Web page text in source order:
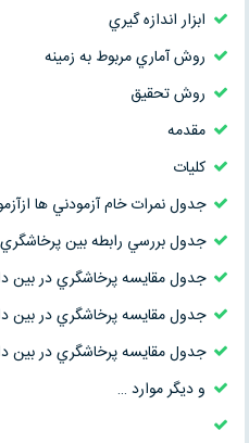
ابزار اندازه گيري
روش آماري مربوط به زمينه
روش تحقيق
مقدمه
کلیات
جدول نمرات خام آزمودني ها
جدول بررسي رابطه بين
جدول مقايسه پرخاشگري در بين
جدول مقايسه پرخاشگري در بين
جدول مقايسه پرخاشگري در بين
و دیگر موارد …